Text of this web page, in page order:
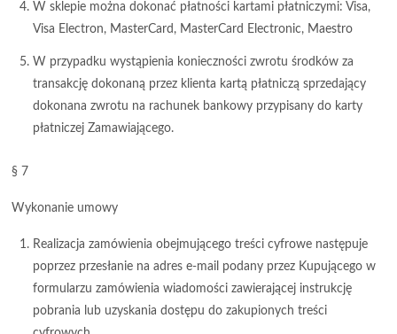
W sklepie można dokonać płatności kartami płatniczymi: Visa,
Visa Electron, MasterCard, MasterCard Electronic, Maestro
W przypadku wystąpienia konieczności zwrotu środków za
transakcję dokonaną przez klienta kartą płatniczą sprzedający
dokonana zwrotu na rachunek bankowy przypisany do karty
płatniczej Zamawiającego.
§ 7
Wykonanie umowy
Realizacja zamówienia obejmującego treści cyfrowe następuje
poprzez przesłanie na adres e-mail podany przez Kupującego w
formularzu zamówienia wiadomości zawierającej instrukcję
pobrania lub uzyskania dostępu do zakupionych treści